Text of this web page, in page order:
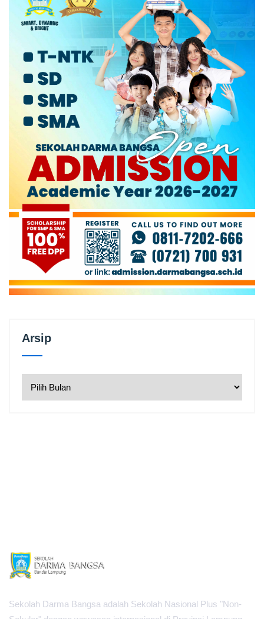
ArsipArsip
Sekolah Darma Bangsa adalah Sekolah Nasional Plus "Non-